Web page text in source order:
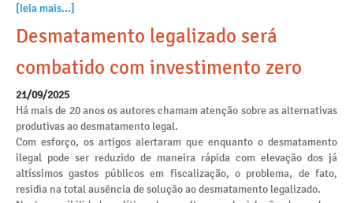
[leia mais...]
Desmatamento legalizado será
combatido com investimento zero
21/09/2025
Há mais de 20 anos os autores chamam atenção sobre as alternativas
produtivas ao desmatamento legal.
Com esforço, os artigos alertaram que enquanto o desmatamento
ilegal pode ser reduzido de maneira rápida com elevação dos já
altíssimos gastos públicos em fiscalização, o problema, de fato,
residia na total ausência de solução ao desmatamento legalizado.